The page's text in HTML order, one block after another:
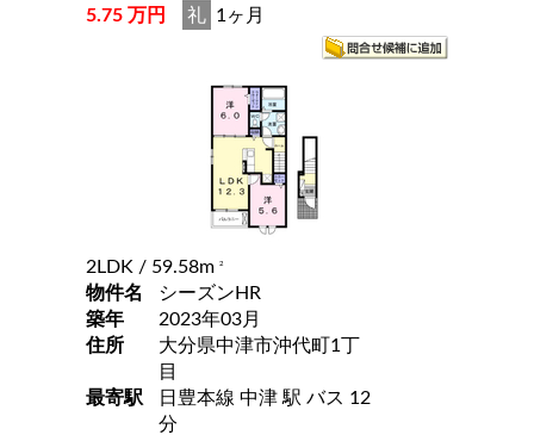
5.75 万円 礼 1ヶ月
2LDK / 59.58m 2
物件名
シーズンHR
築年
2023年03月
住所
大分県中津市沖代町1丁
目
最寄駅
日豊本線 中津 駅 バス 12
分